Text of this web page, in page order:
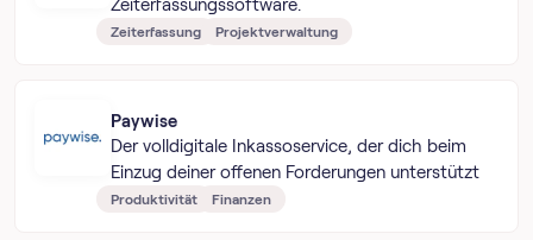
Zeiterfassungssoftware.
Zeiterfassung Projektverwaltung
Paywise
Der volldigitale Inkassoservice, der dich beim
Einzug deiner offenen Forderungen unterstützt
Produktivität Finanzen